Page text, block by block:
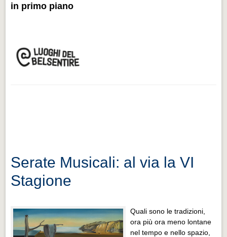
in primo piano
Serate Musicali: al via la VI
Stagione
Quali sono le tradizioni,
ora più ora meno lontane
nel tempo e nello spazio,